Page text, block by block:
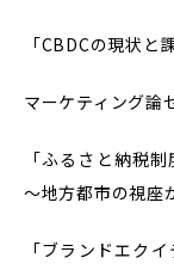
「CBDCの現状と
マーケティング論
「ふるさと納税
～地方都市の視座
「ブランドエク